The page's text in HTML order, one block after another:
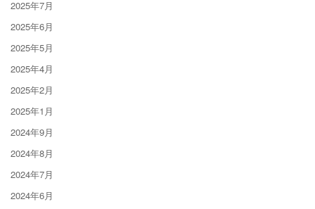
2025年7月
2025年6月
2025年5月
2025年4月
2025年2月
2025年1月
2024年9月
2024年8月
2024年7月
2024年6月